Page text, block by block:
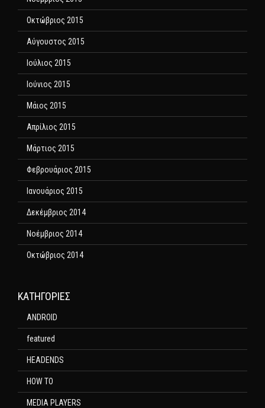
Οκτώβριος 2015
Αύγουστος 2015
Ιούλιος 2015
Ιούνιος 2015
Μάιος 2015
Απρίλιος 2015
Μάρτιος 2015
Φεβρουάριος 2015
Ιανουάριος 2015
Δεκέμβριος 2014
Νοέμβριος 2014
Οκτώβριος 2014
KΑΤΗΓΟΡΊΕΣ
ANDROID
featured
HEADENDS
HOW TO
MEDIA PLAYERS